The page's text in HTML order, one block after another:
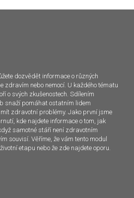
dozvědět informace o různých
zdravím nebo nemocí. U každého tématu
o svých zkušenostech. Sdílením
snaží pomáhat ostatním lidem
zdravotní problémy. Jako první jsme
kde najdete informace o tom, jak
samotné stáří není zdravotním
souvisí. Věříme, že vám tento modul
etapu nebo že zde najdete oporu.